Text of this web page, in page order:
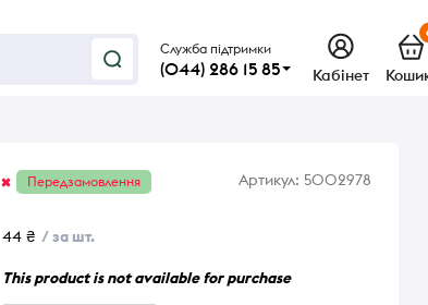
Служба підтримки
(044) 286 15 85 Кабінет
Передзамовлення Артикул: 5002978
44 ₴ / за шт.
This product is not available for purchase